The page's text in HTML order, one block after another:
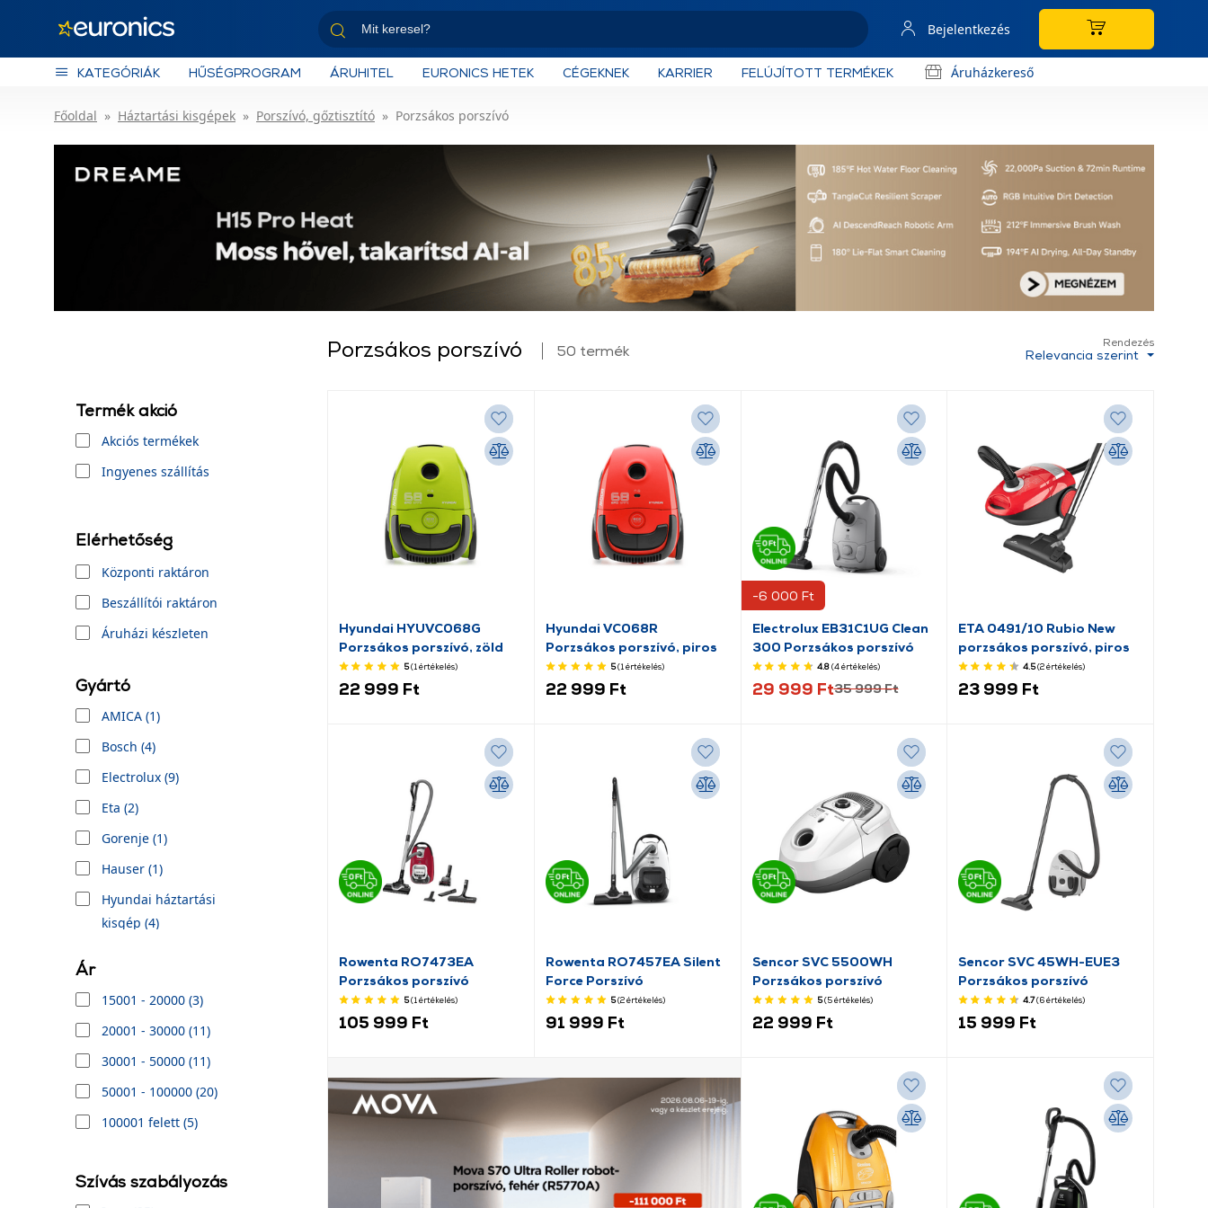
Bejelentkezés
KATEGÓRIÁK HŰSÉGPROGRAM ÁRUHITEL EURONICS HETEK CÉGEKNEK KARRIER FELÚJÍTOTT TERMÉKEK Áruházkereső
Főoldal Háztartási kisgépek Porszívó, gőztisztító Porzsákos porszívó
Termék akció
Akciós termékek
Ingyenes szállítás
Elérhetőség
Központi raktáron
Beszállítói raktáron
Áruházi készleten
Gyártó
AMICA (1)
Bosch (4)
Electrolux (9)
Eta (2)
Gorenje (1)
Hauser (1)
Hyundai háztartási
kisgép (4)
Ár
15001 - 20000 (3)
20001 - 30000 (11)
30001 - 50000 (11)
50001 - 100000 (20)
100001 felett (5)
Szívás szabályozás
Porzsákos porszívó 50 termék
Rendezés
Relevancia szerint
Hyundai HYUVC068G
Porzsákos porszívó, zöld
5(1 értékelés)
22 999 Ft
Hyundai VC068R
Porzsákos porszívó, piros
5(1 értékelés)
22 999 Ft
-6 000 Ft
Electrolux EB31C1UG Clean
300 Porzsákos porszívó
4.8(4értékelés)
29 999 Ft35 999 Ft
ETA 0491/10 Rubio New
porzsákos porszívó, piros
4.5(2értékelés)
23 999 Ft
Rowenta RO7473EA
Porzsákos porszívó
5(1 értékelés)
105 999 Ft
Rowenta RO7457EA Silent
Force Porszívó
5(2értékelés)
91 999 Ft
Sencor SVC 5500WH
Porzsákos porszívó
5(5értékelés)
22 999 Ft
Sencor SVC 45WH-EUE3
Porzsákos porszívó
4.7(6értékelés)
15 999 Ft